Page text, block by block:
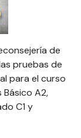
de
pruebas de
para el curso
A2,
C1 y